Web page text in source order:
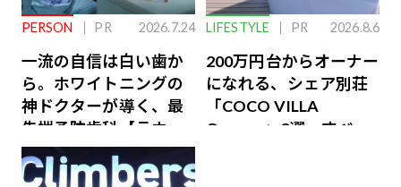
PERSON PR 2026.7.24
一流の自信は白い歯か
ら。ホワイトニングの
神ドクターが導く、最
先端予防歯科【ラウン
ジ会員特典あり】
LIFESTYLE PR 2026.8.6
200万円台からオーナー
になれる、シェア別荘
「COCO VILLA
Owners」3選。すべて